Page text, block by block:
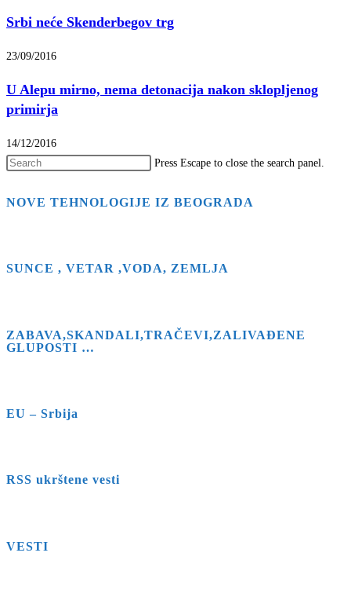
Srbi neće Skenderbegov trg
23/09/2016
U Alepu mirno, nema detonacija nakon sklopljenog
primirja
14/12/2016
Press Escape to close the search panel.
NOVE TEHNOLOGIJE IZ BEOGRADA
SUNCE , VETAR ,VODA, ZEMLJA
ZABAVA,SKANDALI,TRAČEVI,ZALIVAĐENE
GLUPOSTI …
EU – Srbija
RSS ukrštene vesti
VESTI